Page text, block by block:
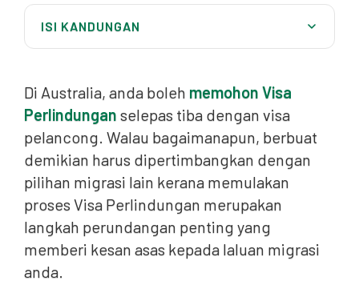
ISI KANDUNGAN
Merapatkan Impak Visa dan Status Sah
Hak Semakan: Tribunal Semakan Pentadbiran (ART)
Semakan Kehakiman di Mahkamah Litar Persekutuan
Potensi Penyingkiran dan Bar Seksyen 48
Bagaimana Peguam Migrasi Australia Boleh
Membantu
Kami di sini untuk menyokong perjalanan anda
Di Australia, anda boleh memohon Visa
Perlindungan selepas tiba dengan visa
pelancong. Walau bagaimanapun, berbuat
demikian harus dipertimbangkan dengan
pilihan migrasi lain kerana memulakan
proses Visa Perlindungan merupakan
langkah perundangan penting yang
memberi kesan asas kepada laluan migrasi
anda.